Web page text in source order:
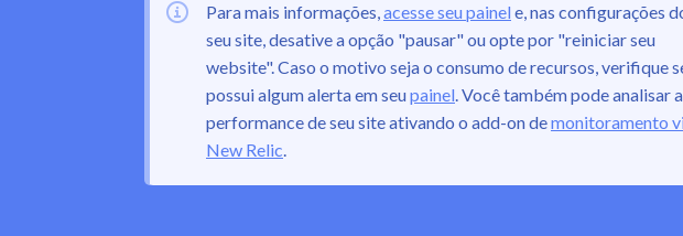
Para mais informações,acesse seu painel e, nas configurações
seu site, desative a opção "pausar" ou opte por "reiniciar seu
website". Caso o motivo seja o consumo de recursos, verifique
possui algum alerta em seupainel. Você também pode analisar a
performance de seu site ativando o add-on demonitoramento
New Relic.